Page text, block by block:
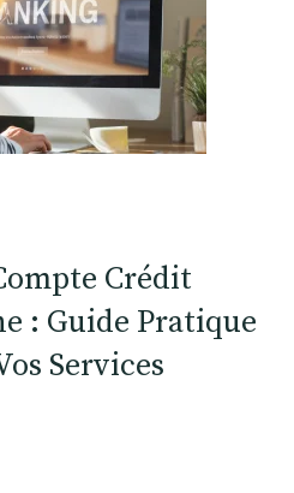
Crédit
: Guide Pratique
Services